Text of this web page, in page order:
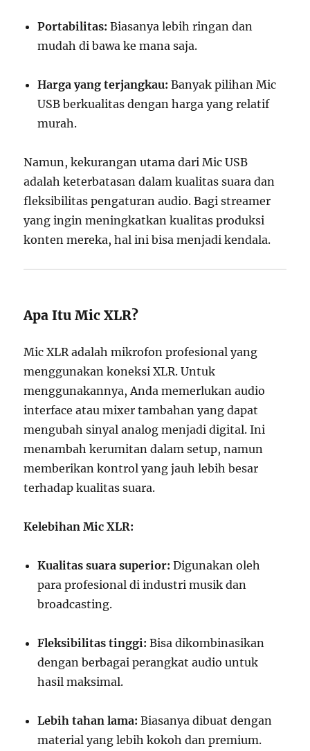
Portabilitas: Biasanya lebih ringan dan
mudah di bawa ke mana saja.
Harga yang terjangkau: Banyak pilihan Mic
USB berkualitas dengan harga yang relatif
murah.
Namun, kekurangan utama dari Mic USB
adalah keterbatasan dalam kualitas suara dan
fleksibilitas pengaturan audio. Bagi streamer
yang ingin meningkatkan kualitas produksi
konten mereka, hal ini bisa menjadi kendala.
Apa Itu Mic XLR?
Mic XLR adalah mikrofon profesional yang
menggunakan koneksi XLR. Untuk
menggunakannya, Anda memerlukan audio
interface atau mixer tambahan yang dapat
mengubah sinyal analog menjadi digital. Ini
menambah kerumitan dalam setup, namun
memberikan kontrol yang jauh lebih besar
terhadap kualitas suara.
Kelebihan Mic XLR:
Kualitas suara superior: Digunakan oleh
para profesional di industri musik dan
broadcasting.
Fleksibilitas tinggi: Bisa dikombinasikan
dengan berbagai perangkat audio untuk
hasil maksimal.
Lebih tahan lama: Biasanya dibuat dengan
material yang lebih kokoh dan premium.